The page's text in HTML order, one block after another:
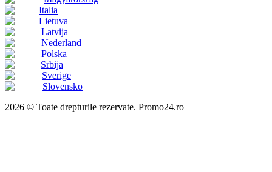
Italia
Lietuva
Latvija
Nederland
Polska
Srbija
Sverige
Slovensko
2026 © Toate drepturile rezervate. Promo24.ro